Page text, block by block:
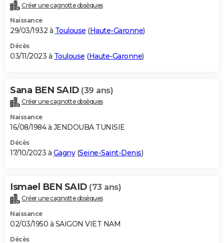
Créer une cagnotte obsèques
Naissance
29/03/1932 à Toulouse (Haute-Garonne)
Décès
03/11/2023 à Toulouse (Haute-Garonne)
Sana BEN SAID (39 ans)
Créer une cagnotte obsèques
Naissance
16/08/1984 à JENDOUBA TUNISIE
Décès
17/10/2023 à Gagny(Seine-Saint-Denis)
Ismael BEN SAID (73 ans)
Créer une cagnotte obsèques
Naissance
02/03/1950 à SAIGON VIET NAM
Décès